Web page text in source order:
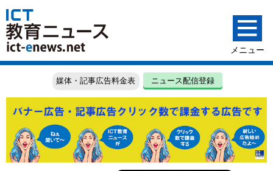
媒体・記事広告料金表 ニュース配信登録